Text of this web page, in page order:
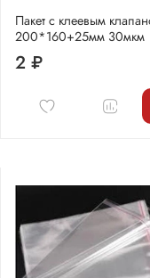
Пакет с клеевым
200*160+25мм 30мкм
2 ₽